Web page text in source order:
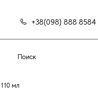
+38(098) 888 8584
мл